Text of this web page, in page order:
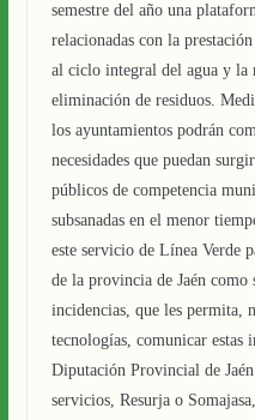
semestre del año una
relacionadas con la
al ciclo integral del agua y la
eliminación de residuos.
los ayuntamientos podrán
necesidades que puedan
públicos de competencia
subsanadas en el menor
este servicio de Línea Verde
de la provincia de Jaén como
incidencias, que les permita,
tecnologías, comunicar estas
Diputación Provincial de
servicios, Resurja o